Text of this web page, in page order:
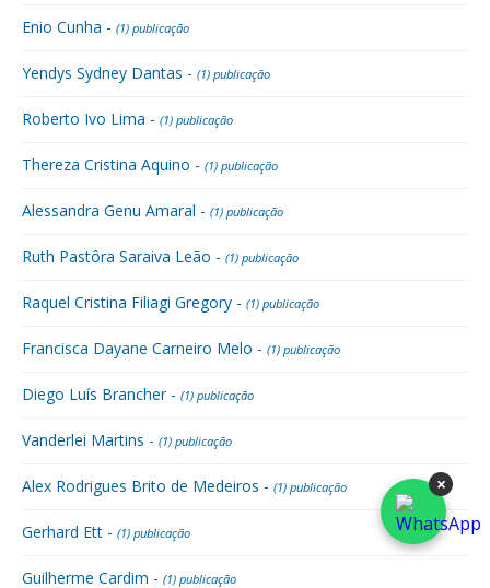
Enio Cunha - (1) publicação
Yendys Sydney Dantas - (1) publicação
Roberto Ivo Lima - (1) publicação
Thereza Cristina Aquino - (1) publicação
Alessandra Genu Amaral - (1) publicação
Ruth Pastôra Saraiva Leão - (1) publicação
Raquel Cristina Filiagi Gregory - (1) publicação
Francisca Dayane Carneiro Melo - (1) publicação
Diego Luís Brancher - (1) publicação
Vanderlei Martins - (1) publicação
Alex Rodrigues Brito de Medeiros - (1) publicação
Gerhard Ett - (1) publicação
Guilherme Cardim - (1) publicação
×